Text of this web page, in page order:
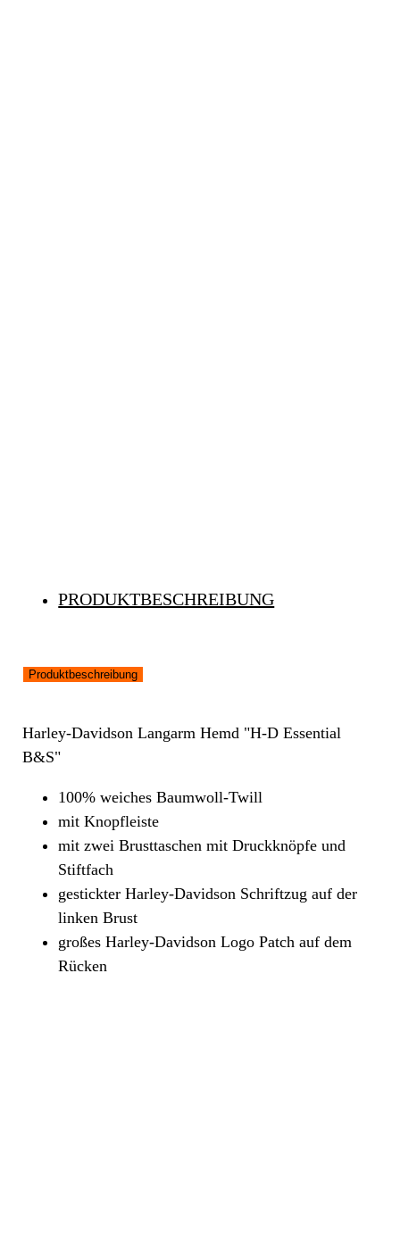
PRODUKTBESCHREIBUNG
Produktbeschreibung
Harley-Davidson Langarm Hemd "H-D Essential
B&S"
100% weiches Baumwoll-Twill
mit Knopfleiste
mit zwei Brusttaschen mit Druckknöpfe und
Stiftfach
gestickter Harley-Davidson Schriftzug auf der
linken Brust
großes Harley-Davidson Logo Patch auf dem
Rücken